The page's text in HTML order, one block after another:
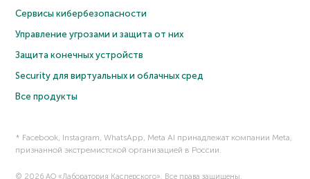
Сервисы кибербезопасности
Управление угрозами и защита от них
Защита конечных устройств
Security для виртуальных и облачных сред
Все продукты
* Facebook, Instagram, WhatsApp, Meta AI принадлежат компании Meta,
признанной экстремистской организацией в России.
© 2026 АО «Лаборатория Касперского». Все права защищены.